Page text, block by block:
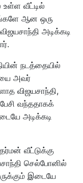
உள்ள வீட்டில்
ஆன ஒரு
அடிக்கடி
நடத்தையில்
அவர்
விஜயசாந்தி,
வந்ததாகக்
அடிக்கடி
வீட்டுக்கு
செல்போனில்
இடையே